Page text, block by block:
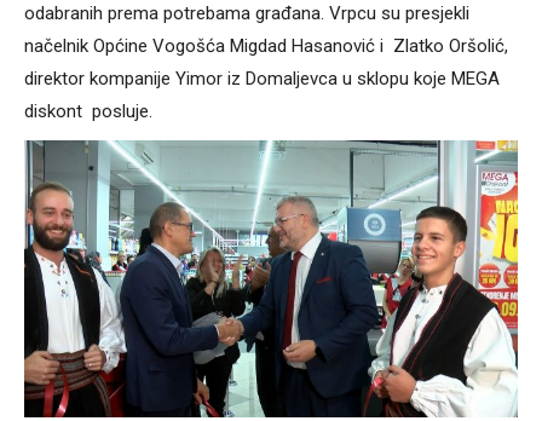
odabranih prema potrebama građana. Vrpcu su presjekli
načelnik Općine Vogošća Migdad Hasanović i Zlatko Oršolić,
direktor kompanije Yimor iz Domaljevca u sklopu koje MEGA
diskont posluje.